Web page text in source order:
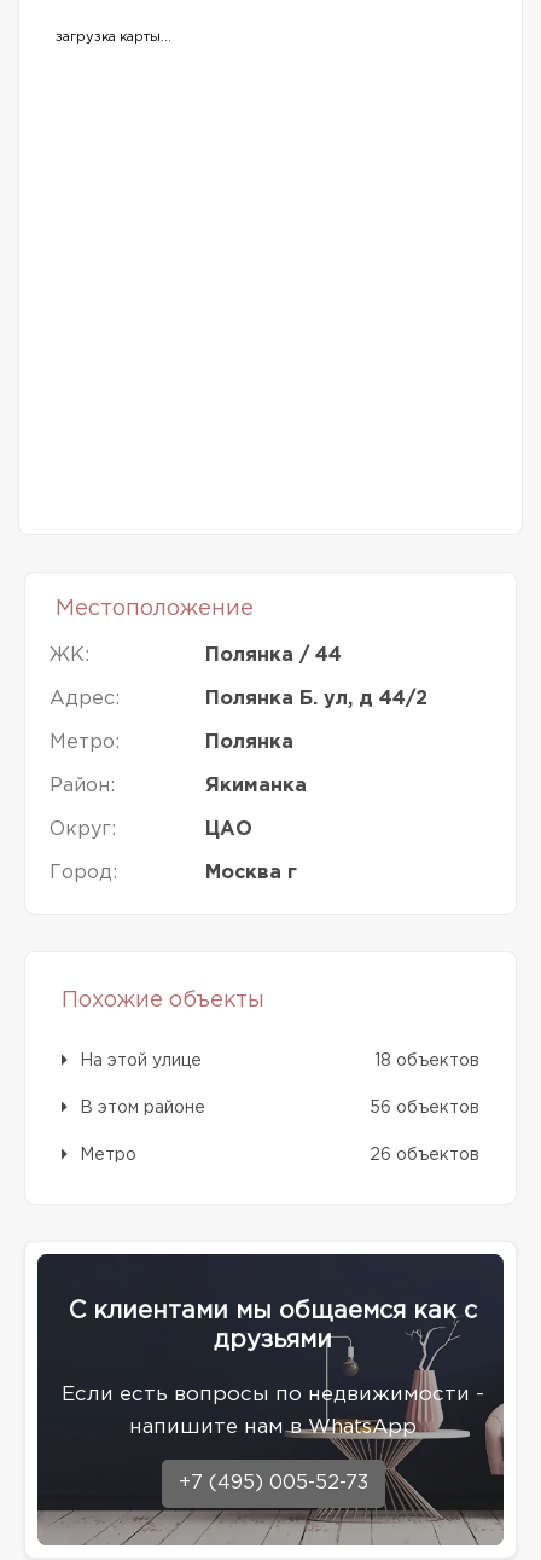
загрузка карты...
Местоположение
ЖК: Полянка / 44
Адрес: Полянка Б. ул, д 44/2
Метро: Полянка
Район: Якиманка
Округ: ЦАО
Город: Москва г
Похожие объекты
На этой улице 18 объектов
В этом районе 56 объектов
Метро 26 объектов
С клиентами мы общаемся как с
друзьями
Eсли есть вопросы по недвижимости -
напишите нам в WhatsApp
+7 (495) 005-52-73